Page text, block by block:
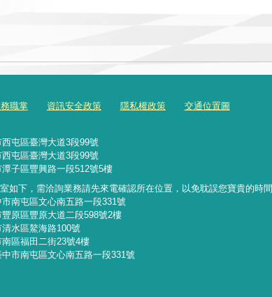
職掌 資訊安全政策 隱私權政策 交通位置圖
屯區臺灣大道3段99號
屯區臺灣大道3段99號
子區豐興路一段512號5樓
如下，需洽詢業務請先來電確認所在位置，以免耽誤您寶貴的時間
南屯區文心南五路一段331號
原區豐原大道二段598號2樓
水區鰲海路100號
南區福田二街23號4樓
市南屯區文心南五路一段331號